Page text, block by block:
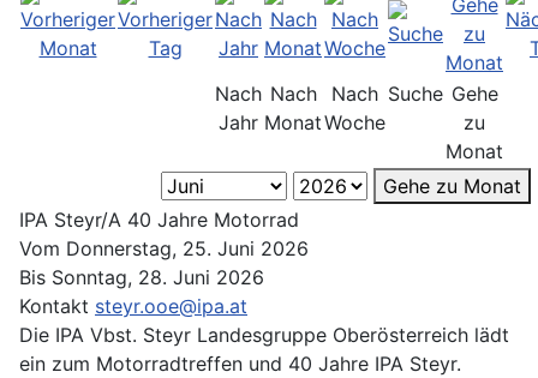
Nach
Jahr
Nach
Monat
Nach
Woche
Suche Gehe
zu
Monat
Gehe zu Monat
IPA Steyr/A 40 Jahre Motorrad
Vom Donnerstag, 25. Juni 2026
Bis Sonntag, 28. Juni 2026
Kontakt steyr.ooe@ipa.at
Die IPA Vbst. Steyr Landesgruppe Oberösterreich lädt
ein zum Motorradtreffen und 40 Jahre IPA Steyr.